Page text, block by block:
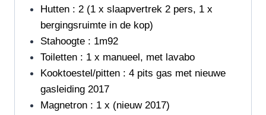
Hutten : 2 (1 x slaapvertrek 2 pers, 1 x
bergingsruimte in de kop)
Stahoogte : 1m92
Toiletten : 1 x manueel, met lavabo
Kooktoestel/pitten : 4 pits gas met nieuwe
gasleiding 2017
Magnetron : 1 x (nieuw 2017)